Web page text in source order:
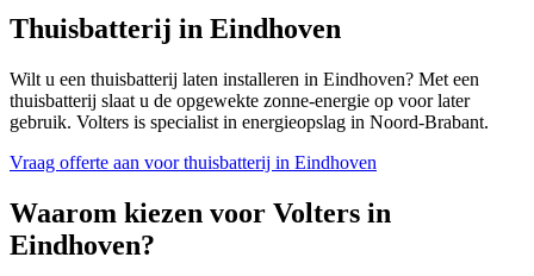
Thuisbatterij in Eindhoven
Wilt u een thuisbatterij laten installeren in Eindhoven? Met een
thuisbatterij slaat u de opgewekte zonne-energie op voor later
gebruik. Volters is specialist in energieopslag in Noord-Brabant.
Vraag offerte aan voor thuisbatterij in Eindhoven
Waarom kiezen voor Volters in
Eindhoven?